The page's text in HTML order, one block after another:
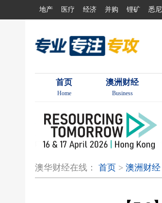
地产 医疗 经济 并购 锂矿 悉尼
首页
Home
澳洲财经
Business
澳华财经在线： 首页 > 澳洲财经